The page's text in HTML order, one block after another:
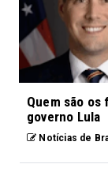
Quem são os
governo Lula
Notícias de